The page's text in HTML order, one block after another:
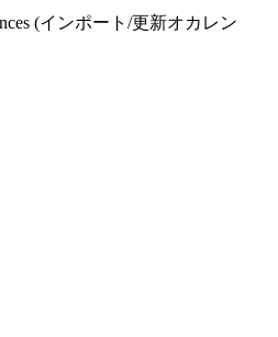
(インポート/更新オカレン